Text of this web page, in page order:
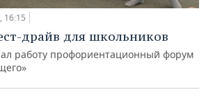
16:15
драйв для школьников
работу профориентационный форум